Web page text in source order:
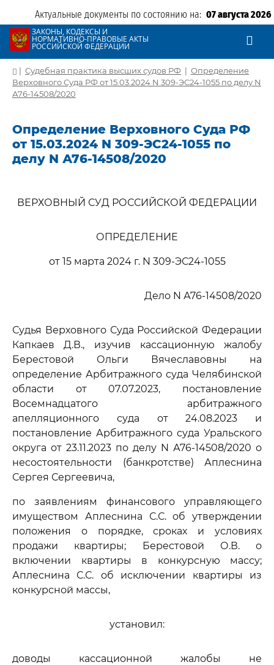
Актуальные документы по состоянию на: 07 августа 2026
ЗАКОНЫ, КОДЕКСЫ И
НОРМАТИВНО-ПРАВОВЫЕ АКТЫ
РОССИЙСКОЙ ФЕДЕРАЦИИ
| Судебная практика высших судов РФ | Определение
Верховного Суда РФ от 15.03.2024 N 309-ЭС24-1055 по делу N
А76-14508/2020
Определение Верховного Суда РФ
от 15.03.2024 N 309-ЭС24-1055 по
делу N А76-14508/2020
ВЕРХОВНЫЙ СУД РОССИЙСКОЙ ФЕДЕРАЦИИ
ОПРЕДЕЛЕНИЕ
от 15 марта 2024 г. N 309-ЭС24-1055
Дело N А76-14508/2020
Судья Верховного Суда Российской Федерации
Капкаев Д.В., изучив кассационную жалобу
Берестовой Ольги Вячеславовны на
определение Арбитражного суда Челябинской
области от 07.07.2023, постановление
Восемнадцатого арбитражного
апелляционного суда от 24.08.2023 и
постановление Арбитражного суда Уральского
округа от 23.11.2023 по делу N А76-14508/2020 о
несостоятельности (банкротстве) Аплеснина
Сергея Сергеевича,
по заявлениям финансового управляющего
имуществом Аплеснина С.С. об утверждении
положения о порядке, сроках и условиях
продажи квартиры; Берестовой О.В. о
включении квартиры в конкурсную массу;
Аплеснина С.С. об исключении квартиры из
конкурсной массы,
установил:
доводы кассационной жалобы не